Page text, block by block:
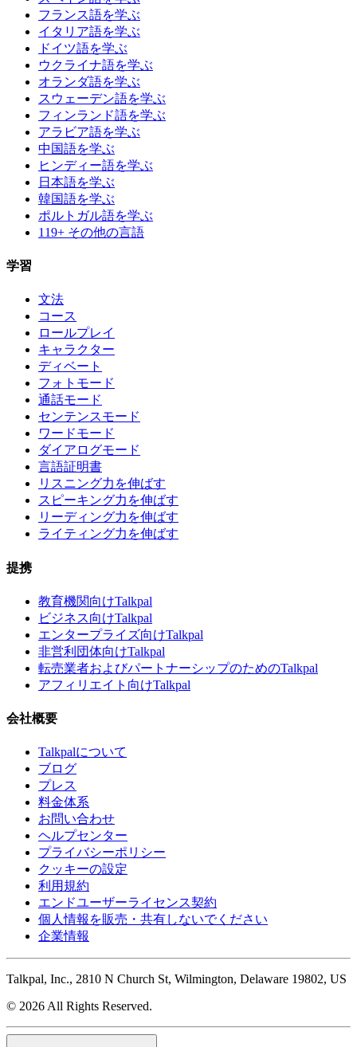
フランス語を学ぶ
イタリア語を学ぶ
ドイツ語を学ぶ
ウクライナ語を学ぶ
オランダ語を学ぶ
スウェーデン語を学ぶ
フィンランド語を学ぶ
アラビア語を学ぶ
中国語を学ぶ
ヒンディー語を学ぶ
日本語を学ぶ
韓国語を学ぶ
ポルトガル語を学ぶ
119+ その他の言語
学習
文法
コース
ロールプレイ
キャラクター
ディベート
フォトモード
通話モード
センテンスモード
ワードモード
ダイアログモード
言語証明書
リスニング力を伸ばす
スピーキング力を伸ばす
リーディング力を伸ばす
ライティング力を伸ばす
提携
教育機関向けTalkpal
ビジネス向けTalkpal
エンタープライズ向けTalkpal
非営利団体向けTalkpal
転売業者およびパートナーシップのためのTalkpal
アフィリエイト向けTalkpal
会社概要
Talkpalについて
ブログ
プレス
料金体系
お問い合わせ
ヘルプセンター
プライバシーポリシー
クッキーの設定
利用規約
エンドユーザーライセンス契約
個人情報を販売・共有しないでください
企業情報
Talkpal, Inc., 2810 N Church St, Wilmington, Delaware 19802, US
© 2026 All Rights Reserved.